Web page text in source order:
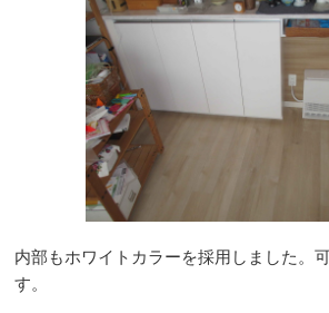
内部もホワイトカラーを採用しました。
す。